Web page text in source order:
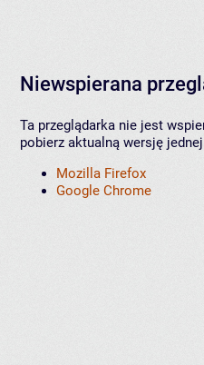
Niewspierana
Ta przeglądarka nie jest
pobierz aktualną wersję
Mozilla Firefox
Google Chrome